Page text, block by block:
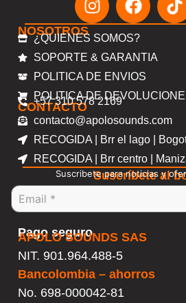
NOSOTROS
¿QUIENES SOMOS?
SOPORTE & GARANTIA
POLITICA DE ENVIOS
POLITICA DE
CONTACTO
+57 310 578 2169
contacto@apolosounds.com
RECOGIDA | Brr el lago |
RECOGIDA | Brr centro |
Suscríbete al
Suscribete para noticias y
Pago seguro
APOLO SOUNDS SAS
NIT. 901.964.488-5
Bancolombia – ahorros
No. 698-000042-81